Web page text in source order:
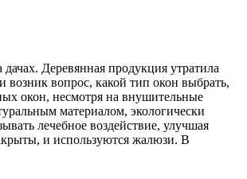
Деревянная продукция утратила
возник вопрос, какой тип окон выбрать,
окон, несмотря на внушительные
материалом, экологически
лечебное воздействие, улучшая
и используются жалюзи. В